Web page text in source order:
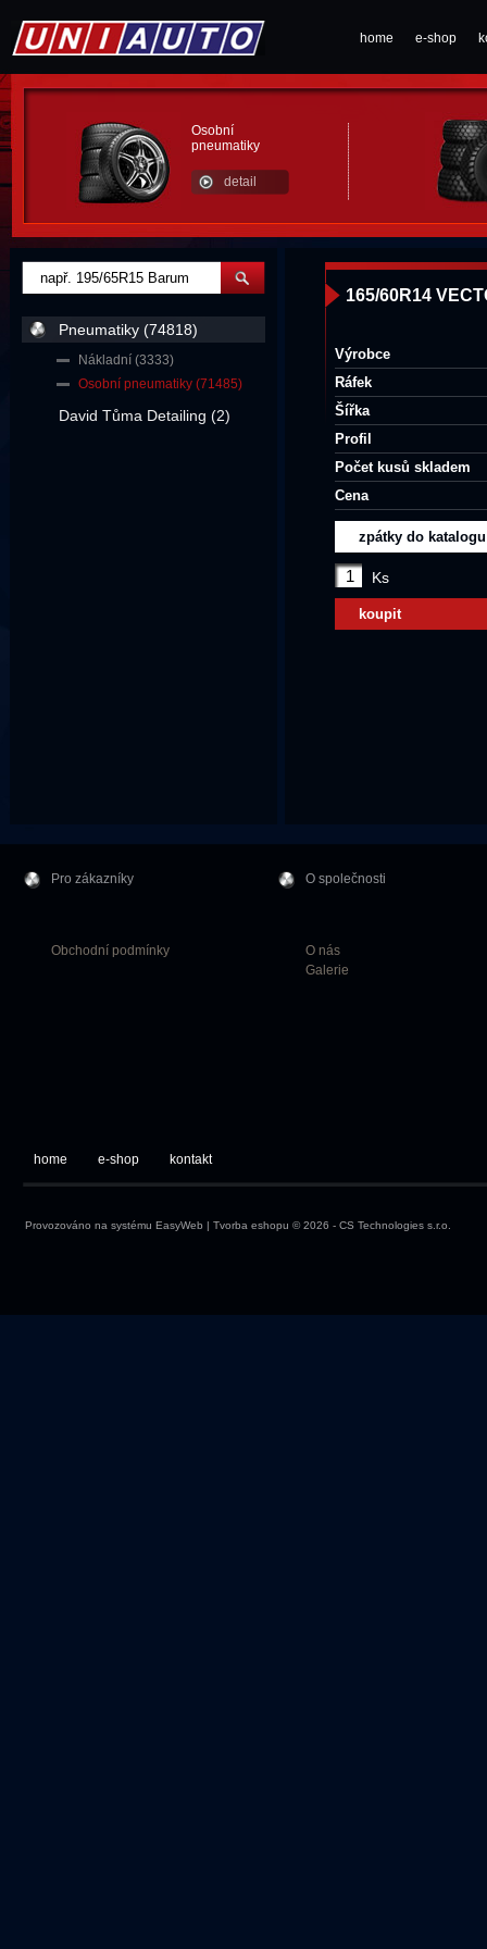
home e-shop
Osobní
pneumatiky
detail
165/60R14
Výrobce
Ráfek
Šířka
Profil
Počet kusů skladem
Cena
zpátky do katalogu
Ks
koupit
Pneumatiky (74818)
Nákladní (3333)
Osobní pneumatiky (71485)
David Tůma Detailing (2)
Pro zákazníky
Obchodní podmínky
O společnosti
O nás
Galerie
home e-shop kontakt
Provozováno na systému EasyWeb | Tvorba eshopu © 2026 - CS Technologies s.r.o.